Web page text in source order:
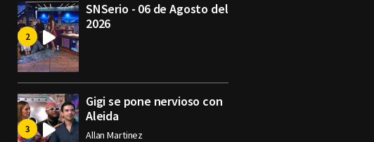
SNSerio - 06 de Agosto del
2026
Gigi se pone nervioso con
Aleida
Allan Martinez